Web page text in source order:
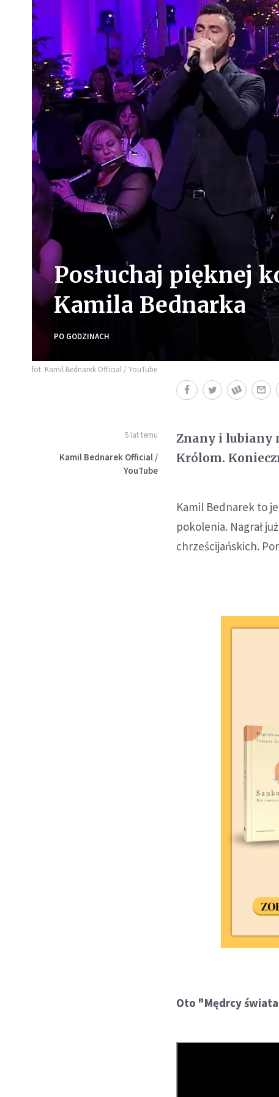
Posłuchaj pięknej
Kamila Bednarka
PO GODZINACH
fot. Kamil Bednarek Official / YouTube
5 lat temu
Kamil Bednarek Official /
YouTube
Znany i lubiany
Królom.
Kamil Bednarek to
pokolenia. Nagrał
chrześcijańskich.
Oto "Mędrcy